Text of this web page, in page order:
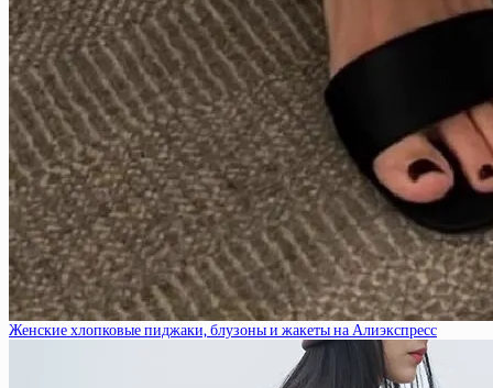
Женские хлопковые пиджаки, блузоны и жакеты на Алиэкспресс